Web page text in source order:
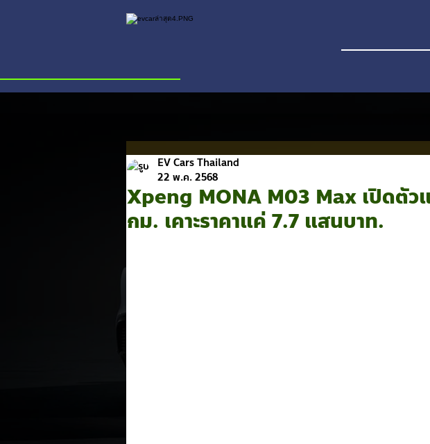
Xpeng MONA M03 Max เปิดตัว
กม. เคาะราคาแค่ 7.7 แสนบาท.
EV Cars Thailand
22 พ.ค. 2568